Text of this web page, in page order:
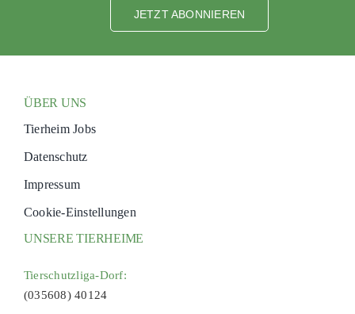
JETZT ABONNIEREN
ÜBER UNS
Tierheim Jobs
Datenschutz
Impressum
Cookie-Einstellungen
UNSERE TIERHEIME
Tierschutzliga-Dorf:
(035608) 40124